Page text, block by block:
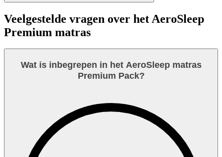
Veelgestelde vragen over het AeroSleep
Premium matras
Wat is inbegrepen in het AeroSleep matras
Premium Pack?